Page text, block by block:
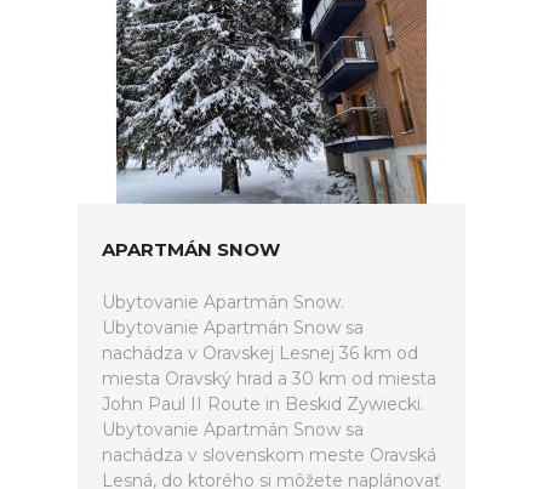
APARTMÁN SNOW
Ubytovanie Apartmán Snow.
Ubytovanie Apartmán Snow sa
nachádza v Oravskej Lesnej 36 km od
miesta Oravský hrad a 30 km od miesta
John Paul II Route in Beskid Zywiecki.
Ubytovanie Apartmán Snow sa
nachádza v slovenskom meste Oravská
Lesná, do ktorého si môžete naplánovať